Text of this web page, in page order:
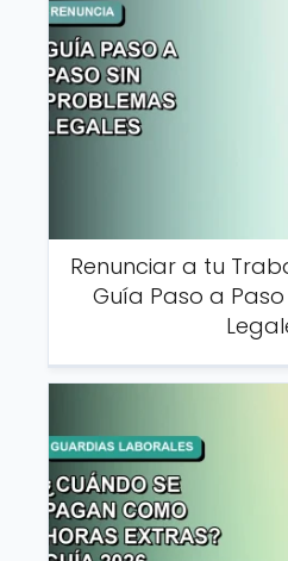
Renunciar a tu
Guía Paso a